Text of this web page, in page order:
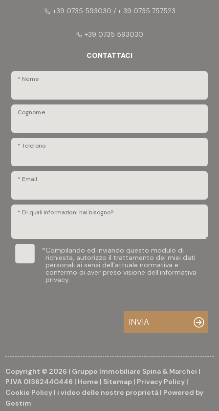
+39 0735 593030 / + 39 0735 757523
+39 0735 593030
CONTATTACI
* Nome
Cognome
* Telefono
* Email
* Di quali informazioni hai bisogno?
*Compilando ed inviando questo modulo di
richiesta, autorizzo il trattamento dei miei dati
personali ai sensi dell'attuale normativa e
confermo di aver preso visione dell'informativa
privacy.
INVIA
Copyright © 2026 | Gruppo Immobiliare Spina & Marchei |
P.IVA 01362440446 | Home | Sitemap | Privacy Policy |
Cookie Policy | i video delle nostre proprietà | Powered by
Gestim